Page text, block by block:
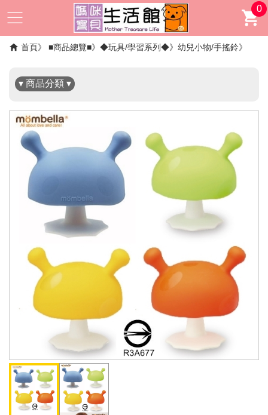
0
首頁 ■商品總覽■ ◆玩具/學習系列◆ 幼兒小物/手搖鈴
▾ 商品分類 ▾
✖